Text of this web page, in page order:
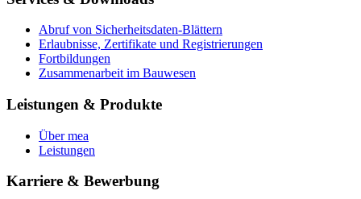
Abruf von Sicherheitsdaten-Blättern
Erlaubnisse, Zertifikate und Registrierungen
Fortbildungen
Zusammenarbeit im Bauwesen
Leistungen & Produkte
Über mea
Leistungen
Karriere & Bewerbung